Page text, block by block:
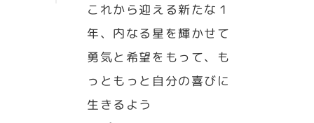
これから迎える新たな１
年、内なる星を輝かせて
勇気と希望をもって、も
っともっと自分の喜びに
生きるよう